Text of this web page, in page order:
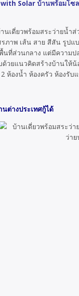
Solar บ้านพร้อมโซ
านเดี่ยวพร้อมสระว่าย
ภาพ เส้น สาย สีสัน รูป
ที่ส่วนกลาง แต่มีความป
วยแนวคิดสร้างบ้านให้
องน้ำ ห้องครัว ห้องรับ
ต่างประเทศกู้ได้